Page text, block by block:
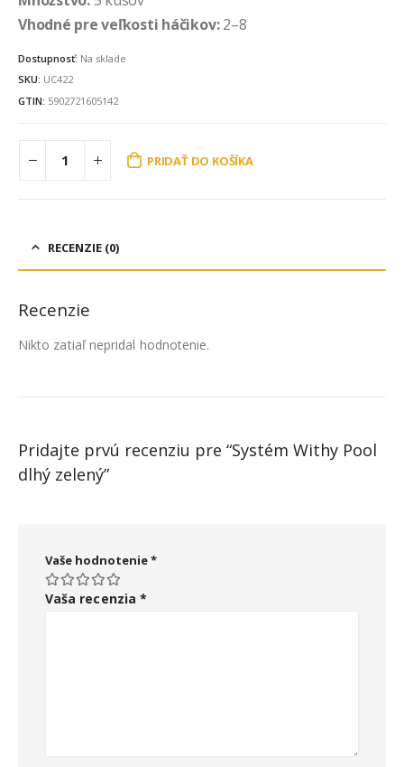
Vhodné pre veľkosti háčikov:2–8
Dostupnosť: Na sklade
SKU: UC422
GTIN: 5902721605142
PRIDAŤ DO KOŠÍKA
RECENZIE (0)
Recenzie
Nikto zatiaľ nepridal hodnotenie.
Pridajte prvú recenziu pre “Systém Withy Pool
dlhý zelený”
Vaše hodnotenie*
Vaša recenzia *